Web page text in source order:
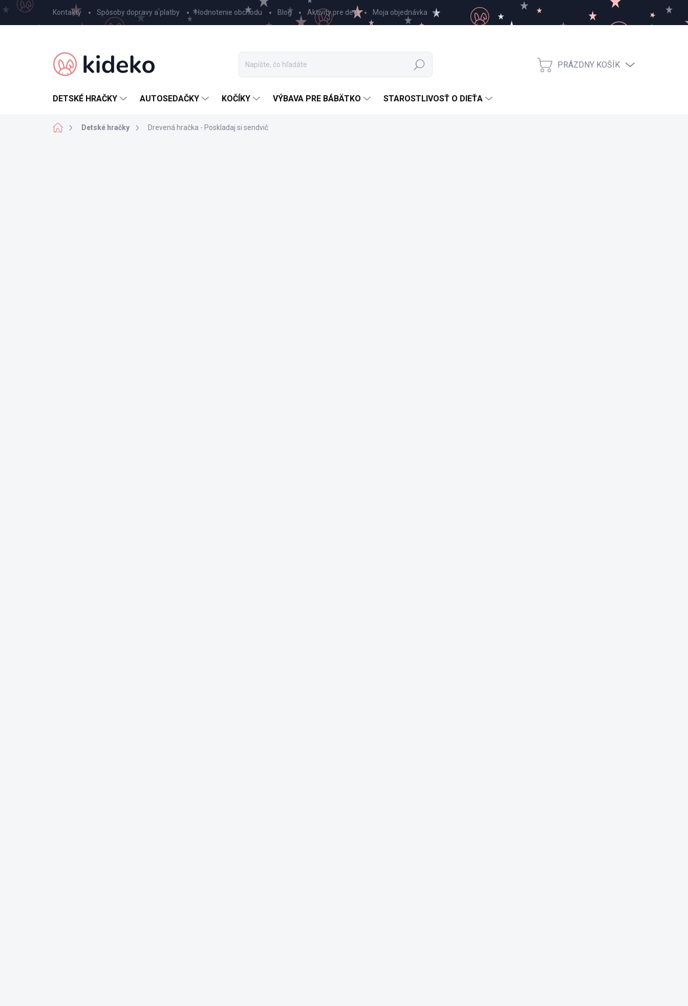
Prejsť
na
obsah
Kontakty Spôsoby dopravy a platby Hodnotenie obchodu Blog Aktivity pre deti Moja objednávka
Hľadať
NÁKUPNÝ
PRÁZDNY KOŠÍK
DETSKÉ HRAČKY AUTOSEDAČKY KOČÍKY VÝBAVA PRE BÁBÄTKO STAROSTLIVOSŤ O DIEŤA
DomovDetské hračky Drevená hračka - Poskladaj si sendvič